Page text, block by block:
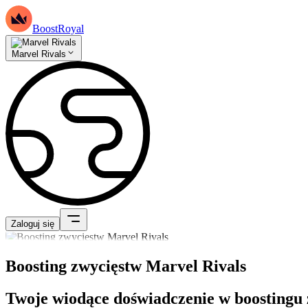
BoostRoyal
Marvel Rivals
Zaloguj się
Boosting zwycięstw Marvel Rivals
Twoje wiodące doświadczenie w